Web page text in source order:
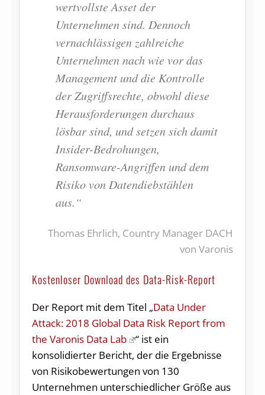
wertvollste Asset der
Unternehmen sind. Dennoch
vernachlässigen zahlreiche
Unternehmen nach wie vor das
Management und die Kontrolle
der Zugriffsrechte, obwohl diese
Herausforderungen durchaus
lösbar sind, und setzen sich damit
Insider-Bedrohungen,
Ransomware-Angriffen und dem
Risiko von Datendiebstählen
aus.“
Thomas Ehrlich, Country Manager DACH
von Varonis
Kostenloser Download des Data-Risk-Report
Der Report mit dem Titel „Data Under
Attack: 2018 Global Data Risk Report from
the Varonis Data Lab
“ ist ein
konsolidierter Bericht, der die Ergebnisse
von Risikobewertungen von 130
Unternehmen unterschiedlicher Größe aus